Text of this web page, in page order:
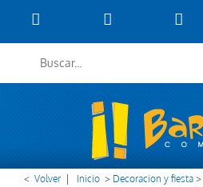
< Volver Inicio > Decoracion y fiesta>